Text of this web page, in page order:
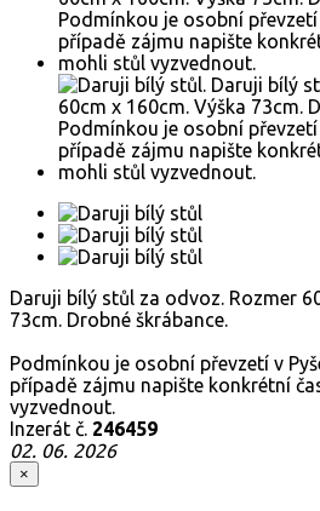
Daruji bílý stůl za odvoz. Rozmer
73cm. Drobné škrábance.
Podmínkou je osobní převzetí v
případě zájmu napište konkrétní
vyzvednout.
Inzerát č. 246459
02. 06. 2026
×